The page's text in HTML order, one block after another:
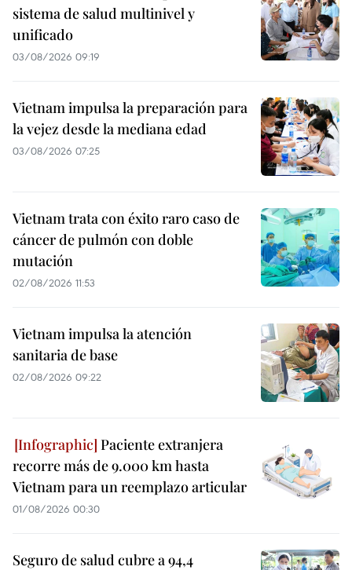
sistema de salud multinivel y
unificado
03/08/2026 09:19
Vietnam impulsa la preparación para
la vejez desde la mediana edad
03/08/2026 07:25
Vietnam trata con éxito raro caso de
cáncer de pulmón con doble
mutación
02/08/2026 11:53
Vietnam impulsa la atención
sanitaria de base
02/08/2026 09:22
Paciente extranjera
recorre más de 9.000 km hasta
Vietnam para un reemplazo articular
01/08/2026 00:30
Seguro de salud cubre a 94,4